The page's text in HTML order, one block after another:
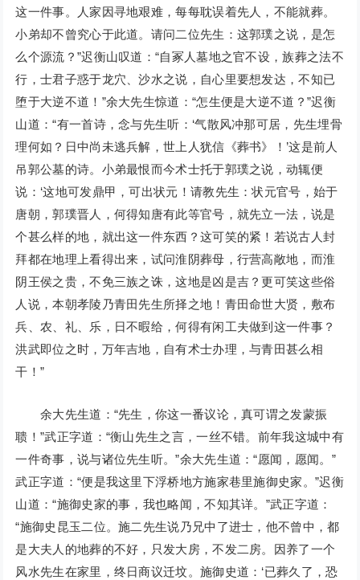
这一件事。人家因寻地艰难，每每耽误着先人，不能就葬。
小弟却不曾究心于此道。请问二位先生：这郭璞之说，是怎
么个源流？”迟衡山叹道：“自冢人墓地之官不设，族葬之法不
行，士君子惑于龙穴、沙水之说，自心里要想发达，不知已
堕于大逆不道！”余大先生惊道：“怎生便是大逆不道？”迟衡
山道：“有一首诗，念与先生听：‘气散风冲那可居，先生埋骨
理何如？日中尚未逃兵解，世上人犹信《葬书》！’这是前人
吊郭公墓的诗。小弟最恨而今术士托于郭璞之说，动辄便
说：‘这地可发鼎甲，可出状元！请教先生：状元官号，始于
唐朝，郭璞晋人，何得知唐有此等官号，就先立一法，说是
个甚么样的地，就出这一件东西？这可笑的紧！若说古人封
拜都在地理上看得出来，试问淮阴葬母，行营高敞地，而淮
阴王侯之贵，不免三族之诛，这地是凶是吉？更可笑这些俗
人说，本朝孝陵乃青田先生所择之地！青田命世大贤，敷布
兵、农、礼、乐，日不暇给，何得有闲工夫做到这一件事？
洪武即位之时，万年吉地，自有术士办理，与青田甚么相
干！”
余大先生道：“先生，你这一番议论，真可谓之发蒙振
聩！”武正字道：“衡山先生之言，一丝不错。前年我这城中有
一件奇事，说与诸位先生听。”余大先生道：“愿闻，愿闻。”
武正字道：“便是我这里下浮桥地方施家巷里施御史家。”迟衡
山道：“施御史家的事，我也略闻，不知其详。”武正字道：
“施御史昆玉二位。施二先生说乃兄中了进士，他不曾中，都
是大夫人的地葬的不好，只发大房，不发二房。因养了一个
风水先生在家里，终日商议迁坟。施御史道：‘已葬久了，恐